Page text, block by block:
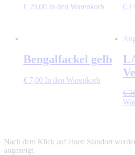
€ 29,00 In den Warenkorb €
Bengalfackel gelb
€ 7,00 In den Warenkorb
€
Nach dem Klick auf einen Standort
angezeigt.